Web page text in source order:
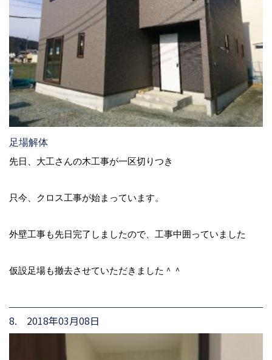
足場解体
先日、大工さんの木工事が一区切りつき
只今、クロス工事が始まっています。
外壁工事も先日完了しましたので、工事中囲っていました
仮設足場も撤去させていただきました＾＾
8. 2018年03月08日